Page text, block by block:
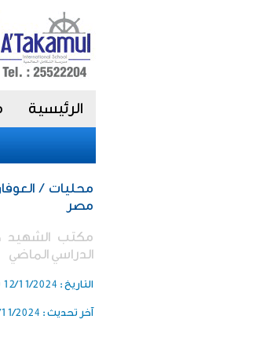
الرئيسية
محليات /
مصر
الدراسي الماضي
التاريخ : 12/11/2024 08:00
آخر تحديث : 2024 08:00